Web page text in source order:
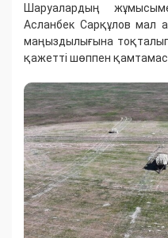
Шаруалардың
Асланбек Сарқұлов мал
маңыздылығына
қажетті шөппен